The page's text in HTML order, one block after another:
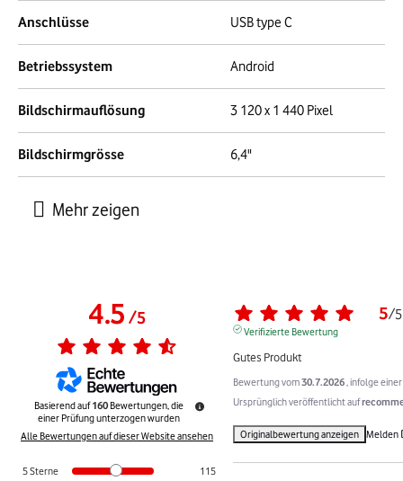
Anschlüsse USB type C
Betriebssystem Android
Bildschirmauflösung 3 120 x 1 440 Pixel
Bildschirmgrösse 6,4"
4.5/5
Basierend auf160 Bewertungen, die
einer Prüfung unterzogen wurden
Alle Bewertungen auf dieser Website ansehen
5Sterne
115
5/5
Verifizierte Bewertung
Gutes Produkt
Bewertung vom30.7.2026 , infolge
Ursprünglich veröffentlicht auf
Originalbewertung anzeigen Melden